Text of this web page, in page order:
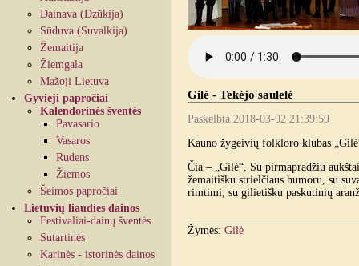
Dainava (Dzūkija)
Sūduva (Suvalkija)
Žemaitija
Žiemgala
Mažoji Lietuva
Gyvieji papročiai
Kalendorinės šventės
Pavasario
Vasaros
Rudens
Žiemos
Šeimos papročiai
Lietuvių liaudies dainos
Festivaliai-dainų šventės
Sutartinės
Karinės - istorinės dainos
Gilė - Tekėjo saulelė
Paskelbta 2018-03-02 21:39:59
Kauno žygeivių folkloro klubas
Čia – „Gilė“, Su pirmapradžiu
žemaitišku strielčiaus humoru, su
rimtimi, su
Žymės: Gilė